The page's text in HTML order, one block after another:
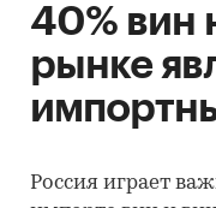
40% вин
рынке
Россия играет